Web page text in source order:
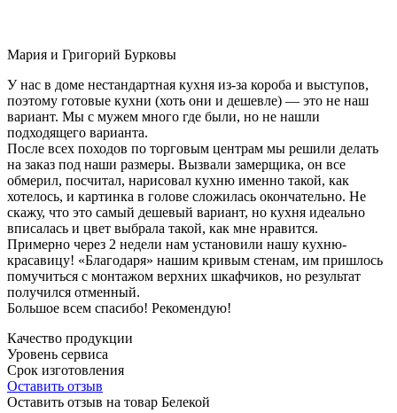
Мария и Григорий Бурковы
У нас в доме нестандартная кухня из-за короба и выступов,
поэтому готовые кухни (хоть они и дешевле) — это не наш
вариант. Мы с мужем много где были, но не нашли
подходящего варианта.
После всех походов по торговым центрам мы решили делать
на заказ под наши размеры. Вызвали замерщика, он все
обмерил, посчитал, нарисовал кухню именно такой, как
хотелось, и картинка в голове сложилась окончательно. Не
скажу, что это самый дешевый вариант, но кухня идеально
вписалась и цвет выбрала такой, как мне нравится.
Примерно через 2 недели нам установили нашу кухню-
красавицу! «Благодаря» нашим кривым стенам, им пришлось
помучиться с монтажом верхних шкафчиков, но результат
получился отменный.
Большое всем спасибо! Рекомендую!
Качество продукции
Уровень сервиса
Срок изготовления
Оставить отзыв
Оставить отзыв на товар Белекой